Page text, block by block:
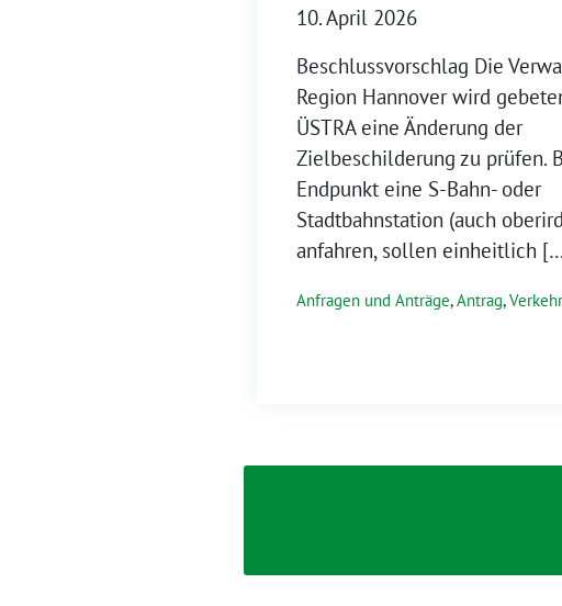
10. April 2026
Beschlussvorschlag Die
Region Hannover wird
ÜSTRA eine Änderung der
Zielbeschilderung zu prüfen.
Endpunkt eine S-Bahn- oder
Stadtbahnstation (auch
anfahren, sollen einheitlich
Anfragen und Anträge,Antrag,Verkehr